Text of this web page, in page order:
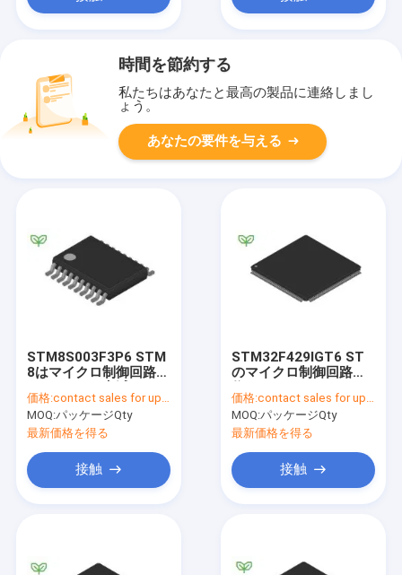
時間を節約する
私たちはあなたと最高の製品に連絡しまし
ょう。
あなたの要件を与える
STM8S003F3P6 STM
8はマイクロ制御回路
3.3V/5V 20 Pin
TSSOPの管かんだ
価格:contact sales for updated price
MOQ:パッケージQty
最新価格を得る
接触
STM32F429IGT6 ST
のマイクロ制御回路単
腕の皮質2.5V/3.3V
176 Pin LQFPの皿
価格:contact sales for updated price
MOQ:パッケージQty
最新価格を得る
接触